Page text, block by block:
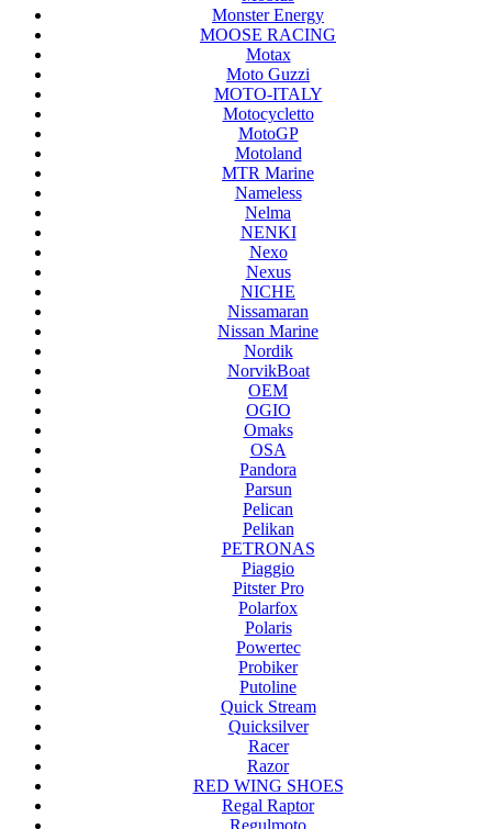
Monster Energy
MOOSE RACING
Motax
Moto Guzzi
MOTO-ITALY
Motocycletto
MotoGP
Motoland
MTR Marine
Nameless
Nelma
NENKI
Nexo
Nexus
NICHE
Nissamaran
Nissan Marine
Nordik
NorvikBoat
OEM
OGIO
Omaks
OSA
Pandora
Parsun
Pelican
Pelikan
PETRONAS
Piaggio
Pitster Pro
Polarfox
Polaris
Powertec
Probiker
Putoline
Quick Stream
Quicksilver
Racer
Razor
RED WING SHOES
Regal Raptor